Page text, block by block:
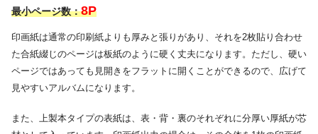
編集
パソコン
オンライン
編集
対応OS：Windows 、 Mac
画像枠：全ページ固定レイアウト
対応画像形式：JPEG
ダウンロードソフト
画像枠：自由編集可能
最小ページ数：8P
印画紙は通常の印刷紙よりも厚みと張りがあり、それを2枚貼り合わせ
た合紙綴じのページは板紙のように硬く丈夫になります。ただし、硬い
ページではあっても見開きをフラットに開くことができるので、広げて
見やすいアルバムになります。
また、上製本タイプの表紙は、表・背・裏のそれぞれに分厚い厚紙が芯